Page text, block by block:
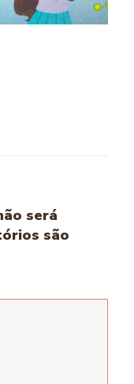
será
são